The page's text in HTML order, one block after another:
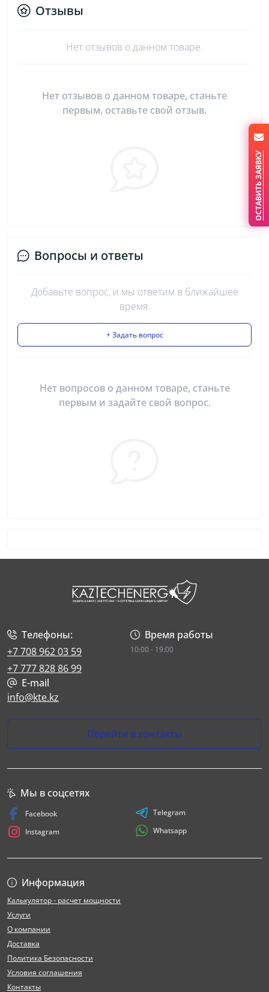
Отзывы
Нет отзывов о данном товаре.
Нет отзывов о данном товаре, станьте
первым, оставьте свой отзыв.
Вопросы и ответы
Добавьте вопрос, и мы ответим в ближайшее
время.
+ Задать вопрос
Нет вопросов о данном товаре, станьте
первым и задайте свой вопрос.
ОСТАВИТЬ ЗАЯВКУ
Телефоны:
+7 708 962 03 59
+7 777 828 86 99
Время работы
10:00 - 19:00
E-mail
info@kte.kz
Перейти в контакты
Информация
Калькулятор - расчет мощности
Услуги
О компании
Доставка
Политика Безопасности
Условия соглашения
Контакты
Мы в соцсетях
Facebook
Instagram
Telegram
Whatsapp